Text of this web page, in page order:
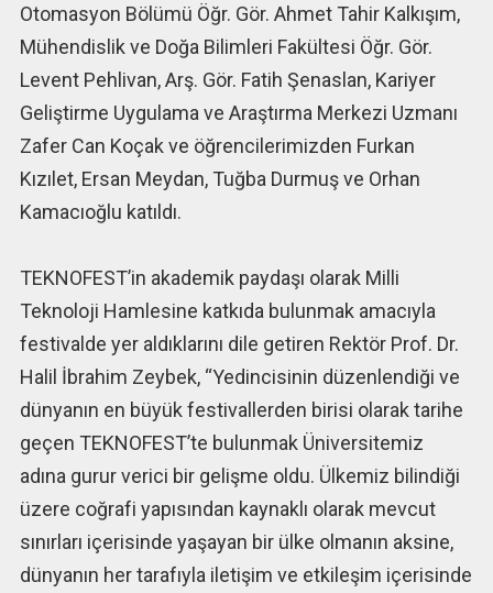
Otomasyon Bölümü Öğr. Gör. Ahmet Tahir Kalkışım,
Mühendislik ve Doğa Bilimleri Fakültesi Öğr. Gör.
Levent Pehlivan, Arş. Gör. Fatih Şenaslan, Kariyer
Geliştirme Uygulama ve Araştırma Merkezi Uzmanı
Zafer Can Koçak ve öğrencilerimizden Furkan
Kızılet, Ersan Meydan, Tuğba Durmuş ve Orhan
Kamacıoğlu katıldı.
TEKNOFEST’in akademik paydaşı olarak Milli
Teknoloji Hamlesine katkıda bulunmak amacıyla
festivalde yer aldıklarını dile getiren Rektör Prof. Dr.
Halil İbrahim Zeybek, “Yedincisinin düzenlendiği ve
dünyanın en büyük festivallerden birisi olarak tarihe
geçen TEKNOFEST’te bulunmak Üniversitemiz
adına gurur verici bir gelişme oldu. Ülkemiz bilindiği
üzere coğrafi yapısından kaynaklı olarak mevcut
sınırları içerisinde yaşayan bir ülke olmanın aksine,
dünyanın her tarafıyla iletişim ve etkileşim içerisinde